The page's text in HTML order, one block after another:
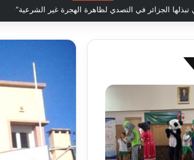
:الجزائر تودع مساهمتها الوطنية المحددة لسنة 2026
2026-08-03